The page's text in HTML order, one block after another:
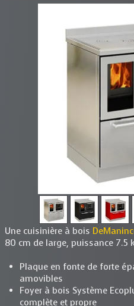
Une cuisinière à bois
80 cm de large, puissance 7.5
Plaque en fonte de forte
amovibles
Foyer à bois Système
complète et propre